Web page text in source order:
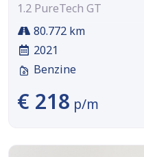
1.2 PureTech GT
80.772 km
2021
Benzine
€ 218 p/m